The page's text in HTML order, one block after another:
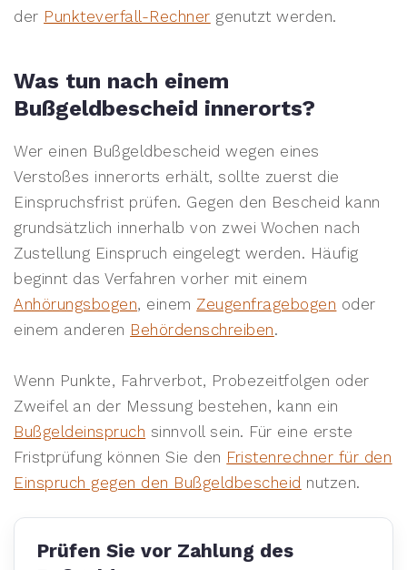
der Punkteverfall-Rechner genutzt werden.
Was tun nach einem
Bußgeldbescheid innerorts?
Wer einen Bußgeldbescheid wegen eines
Verstoßes innerorts erhält, sollte zuerst die
Einspruchsfrist prüfen. Gegen den Bescheid kann
grundsätzlich innerhalb von zwei Wochen nach
Zustellung Einspruch eingelegt werden. Häufig
beginnt das Verfahren vorher mit einem
Anhörungsbogen, einem Zeugenfragebogen oder
einem anderen Behördenschreiben.
Wenn Punkte, Fahrverbot, Probezeitfolgen oder
Zweifel an der Messung bestehen, kann ein
Bußgeldeinspruch sinnvoll sein. Für eine erste
Fristprüfung können Sie den Fristenrechner für den
Einspruch gegen den Bußgeldbescheid nutzen.
Prüfen Sie vor Zahlung des